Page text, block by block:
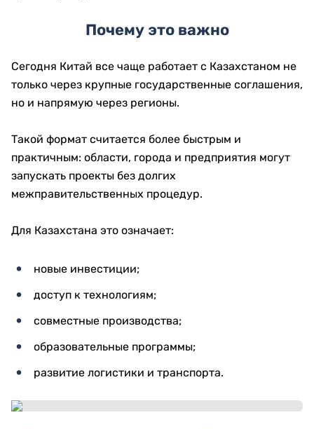
Почему это важно
Сегодня Китай все чаще работает с Казахстаном не
только через крупные государственные соглашения,
но и напрямую через регионы.
Такой формат считается более быстрым и
практичным: области, города и предприятия могут
запускать проекты без долгих
межправительственных процедур.
Для Казахстана это означает:
новые инвестиции;
доступ к технологиям;
совместные производства;
образовательные программы;
развитие логистики и транспорта.